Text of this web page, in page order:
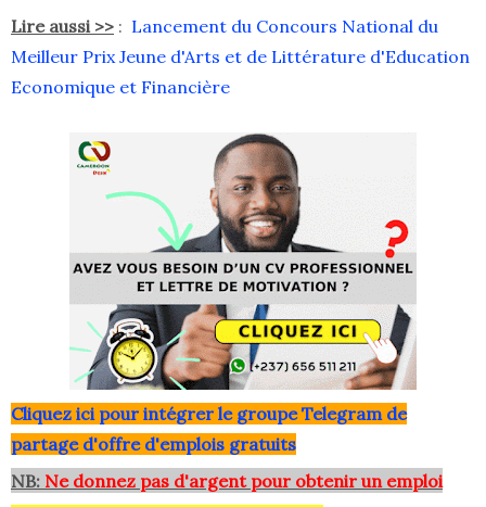
Lire aussi >> : Lancement du Concours National du
Meilleur Prix Jeune d'Arts et de Littérature d'Education
Economique et Financière
Cliquez ici pour intégrer le groupe Telegram de
partage d'offre d'emplois gratuits
NB: Ne donnez pas d'argent pour obtenir un emploi